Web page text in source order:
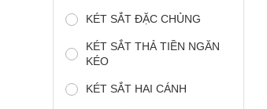
KÉT SẮT ĐẶC CHỦNG
KÉT SẮT THẢ TIỀN NGĂN
KÉO
KÉT SẮT HAI CÁNH